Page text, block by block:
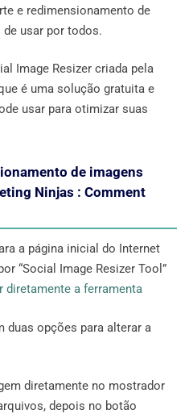
e redimensionamento de
usar por todos.
Image Resizer criada pela
é uma solução gratuita e
usar para otimizar suas
de imagens
Ninjas : Comment
a página inicial do Internet
“Social Image Resizer Tool”
diretamente a ferramenta
duas opções para alterar a
diretamente no mostrador
depois no botão